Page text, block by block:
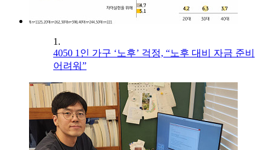
1.
4050 1인 가구 ‘노후’ 걱정, “노후 대비 자금 준비
어려워”